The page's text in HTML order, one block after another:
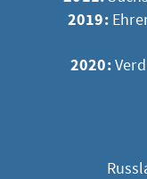
2019:
2020: